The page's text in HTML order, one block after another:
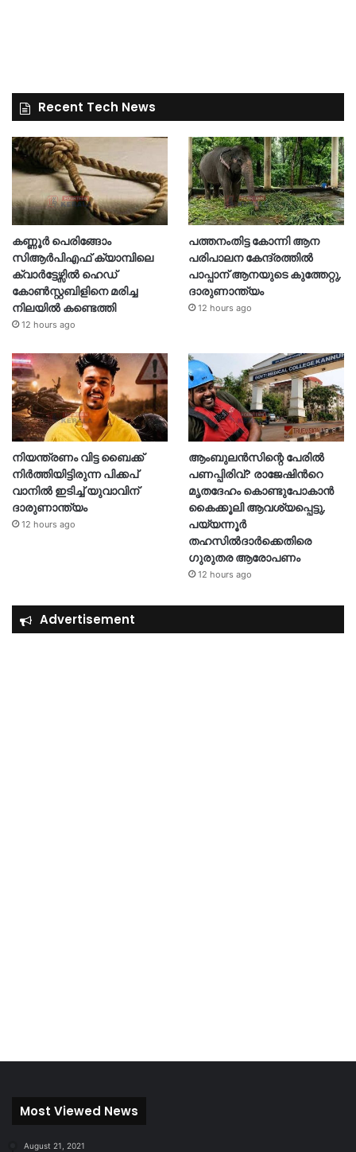
Recent Tech News
കണ്ണൂർ പെരിങ്ങോം
സിആർപിഎഫ് ക്യാമ്പിലെ
ക്വാർട്ടേഴ്സിൽ ഹെഡ്
കോൺസ്റ്റബിളിനെ മരിച്ച
നിലയിൽ കണ്ടെത്തി
12 hours ago
പത്തനംതിട്ട കോന്നി ആന
പരിപാലന കേന്ദ്രത്തിൽ
പാപ്പാന് ആനയുടെ കുത്തേറ്റു,
ദാരുണാന്ത്യം
12 hours ago
നിയന്ത്രണം വിട്ട ബൈക്ക്
നിർത്തിയിട്ടിരുന്ന പിക്കപ്
വാനിൽ ഇടിച്ച് യുവാവിന്
ദാരുണാന്ത്യം
12 hours ago
ആംബുലൻസിന്റെ പേരിൽ
പണപ്പിരിവ്? രാജേഷിന്‍റെ
മൃതദേഹം കൊണ്ടുപോകാൻ
കൈക്കൂലി ആവശ്യപ്പെട്ടു,
പയ്യന്നൂർ
തഹസിൽദാർക്കെതിരെ
ഗുരുതര ആരോപണം
12 hours ago
Advertisement
Most Viewed News
August 21, 2021